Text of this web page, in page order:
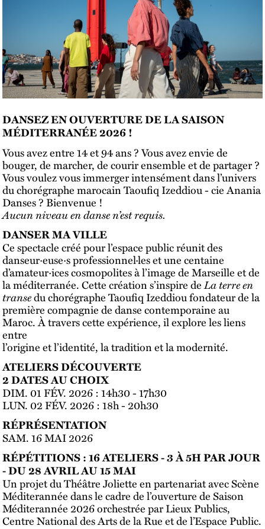
DANSEZ EN OUVERTURE DE LA SAISON
MÉDITERRANÉE 2026 !
Vous avez entre 14 et 94 ans ? Vous avez envie de
bouger, de marcher, de courir ensemble et de partager ?
Vous voulez vous immerger intensément dans l’univers
du chorégraphe marocain Taoufiq Izeddiou - cie Anania
Danses ? Bienvenue !
Aucun niveau en danse n’est requis.
DANSER MA VILLE
Ce spectacle créé pour l’espace public réunit des
danseur·euse·s professionnel·les et une centaine
d’amateur·ices cosmopolites à l’image de Marseille et de
la méditerranée. Cette création s’inspire deLa terre en
transedu chorégraphe Taoufiq Izeddiou fondateur de la
première compagnie de danse contemporaine au
Maroc. À travers cette expérience, il explore les liens
entre
l’origine et l’identité, la tradition et la modernité.
ATELIERS DÉCOUVERTE
2 DATES AU CHOIX
DIM. 01 FÉV. 2026 : 14h30 - 17h30
LUN. 02 FÉV. 2026 : 18h - 20h30
RÉPRÉSENTATION
SAM. 16 MAI 2026
RÉPÉTITIONS : 16 ATELIERS - 3 À 5H PAR JOUR
- DU 28 AVRIL AU 15 MAI
Un projet du Théâtre Joliette en partenariat avec Scène
Méditerannée dans le cadre de l’ouverture de Saison
Méditerannée 2026 orchestrée par Lieux Publics,
Centre National des Arts de la Rue et de l’Espace Public.